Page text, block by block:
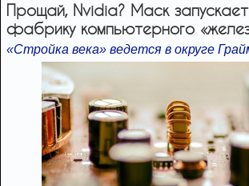
Прощай, Nvidia? Маск запускает
фабрику компьютерного
«Стройка века» ведется в округе